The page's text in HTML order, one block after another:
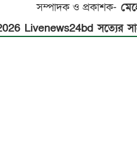
সম্পাদক ও প্রকাশক-
Livenews24bd সত্যের